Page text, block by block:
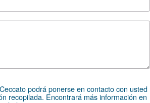
COMPRIMIDO
de condensados
de aire